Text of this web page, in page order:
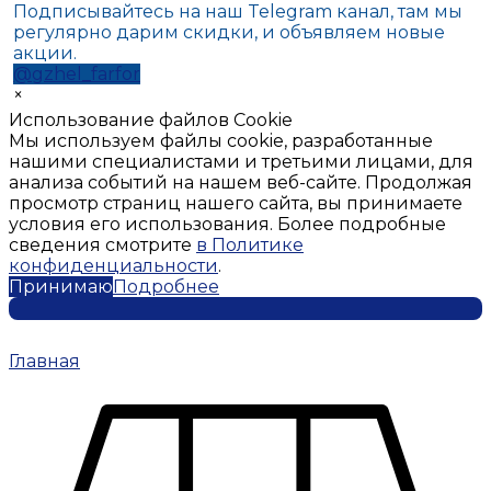
Подписывайтесь на наш Telegram канал, там мы
регулярно дарим скидки, и объявляем новые
акции.
@gzhel_farfor
×
Использование файлов Cookie
Мы используем файлы cookie, разработанные
нашими специалистами и третьими лицами, для
анализа событий на нашем веб-сайте. Продолжая
просмотр страниц нашего сайта, вы принимаете
условия его использования. Более подробные
сведения смотрите в Политике
конфиденциальности.
ПринимаюПодробнее
Главная